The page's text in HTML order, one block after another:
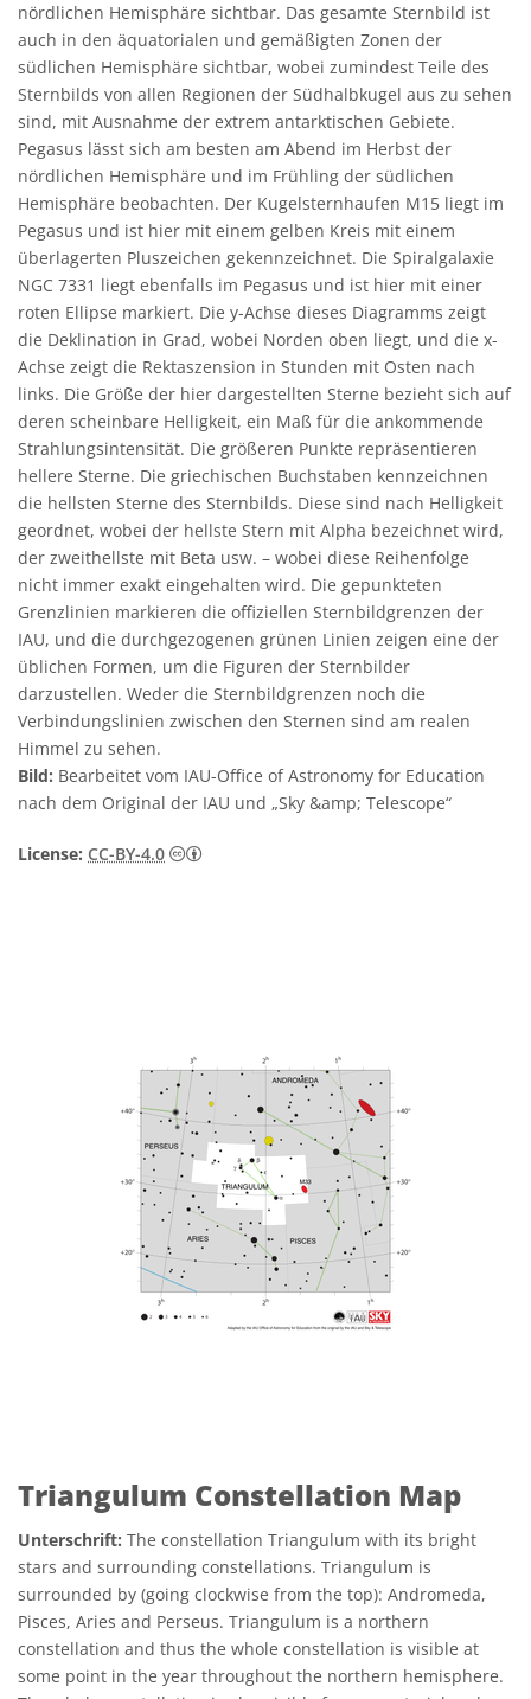
nördlichen Hemisphäre sichtbar. Das gesamte Sternbild ist
auch in den äquatorialen und gemäßigten Zonen der
südlichen Hemisphäre sichtbar, wobei zumindest Teile des
Sternbilds von allen Regionen der Südhalbkugel aus zu sehen
sind, mit Ausnahme der extrem antarktischen Gebiete.
Pegasus lässt sich am besten am Abend im Herbst der
nördlichen Hemisphäre und im Frühling der südlichen
Hemisphäre beobachten. Der Kugelsternhaufen M15 liegt im
Pegasus und ist hier mit einem gelben Kreis mit einem
überlagerten Pluszeichen gekennzeichnet. Die Spiralgalaxie
NGC 7331 liegt ebenfalls im Pegasus und ist hier mit einer
roten Ellipse markiert. Die y-Achse dieses Diagramms zeigt
die Deklination in Grad, wobei Norden oben liegt, und die x-
Achse zeigt die Rektaszension in Stunden mit Osten nach
links. Die Größe der hier dargestellten Sterne bezieht sich auf
deren scheinbare Helligkeit, ein Maß für die ankommende
Strahlungsintensität. Die größeren Punkte repräsentieren
hellere Sterne. Die griechischen Buchstaben kennzeichnen
die hellsten Sterne des Sternbilds. Diese sind nach Helligkeit
geordnet, wobei der hellste Stern mit Alpha bezeichnet wird,
der zweithellste mit Beta usw. – wobei diese Reihenfolge
nicht immer exakt eingehalten wird. Die gepunkteten
Grenzlinien markieren die offiziellen Sternbildgrenzen der
IAU, und die durchgezogenen grünen Linien zeigen eine der
üblichen Formen, um die Figuren der Sternbilder
darzustellen. Weder die Sternbildgrenzen noch die
Verbindungslinien zwischen den Sternen sind am realen
Himmel zu sehen.
Bild: Bearbeitet vom IAU-Office of Astronomy for Education
nach dem Original der IAU und „Sky &amp; Telescope“
License: CC-BY-4.0 Creative Commons Namensnennung 4.0
Triangulum Constellation Map
Unterschrift: The constellation Triangulum with its bright
stars and surrounding constellations. Triangulum is
surrounded by (going clockwise from the top): Andromeda,
Pisces, Aries and Perseus. Triangulum is a northern
constellation and thus the whole constellation is visible at
some point in the year throughout the northern hemisphere.